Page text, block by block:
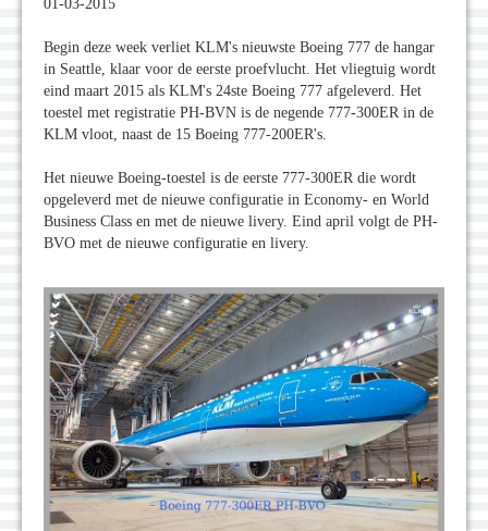
01-03-2015
Begin deze week verliet KLM's nieuwste Boeing 777 de hangar
in Seattle, klaar voor de eerste proefvlucht. Het vliegtuig wordt
eind maart 2015 als KLM's 24ste Boeing 777 afgeleverd. Het
toestel met registratie PH-BVN is de negende 777-300ER in de
KLM vloot, naast de 15 Boeing 777-200ER's.
Het nieuwe Boeing-toestel is de eerste 777-300ER die wordt
opgeleverd met de nieuwe configuratie in Economy- en World
Business Class en met de nieuwe livery. Eind april volgt de PH-
BVO met de nieuwe configuratie en livery.